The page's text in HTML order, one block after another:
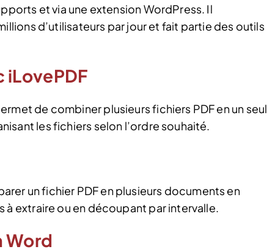
et via une extension WordPress. Il
d’utilisateurs par jour et fait partie des outils
iLovePDF
de combiner plusieurs fichiers PDF en un seul
les fichiers selon l’ordre souhaité.
un fichier PDF en plusieurs documents en
extraire ou en découpant par intervalle.
Word